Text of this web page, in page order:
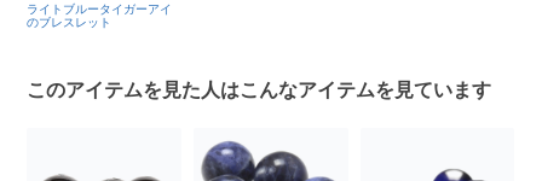
ライトブルータイガーアイ
のブレスレット
このアイテムを見た人はこんなアイテムを見ています